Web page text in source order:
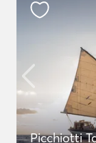
Picchiotti